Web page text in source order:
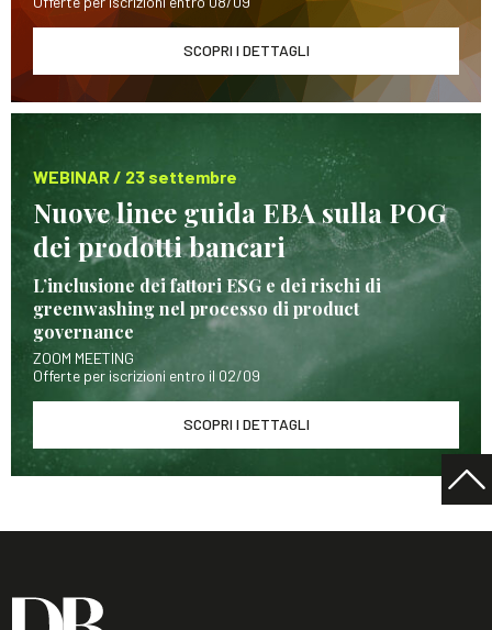
SCOPRI I DETTAGLI
WEBINAR / 23 settembre
Nuove linee guida EBA sulla POG
dei prodotti bancari
L’inclusione dei fattori ESG e dei rischi di
greenwashing nel processo di product
governance
ZOOM MEETING
Offerte per iscrizioni entro il 02/09
SCOPRI I DETTAGLI